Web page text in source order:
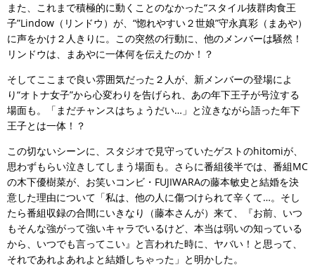
また、これまで積極的に動くことのなかった“スタイル抜群肉食王
子”Lindow（リンドウ）が、“惚れやすい２世娘”守永真彩（まあや）
に声をかけ２人きりに。この突然の行動に、他のメンバーは騒然！
リンドウは、まあやに一体何を伝えたのか！？
そしてここまで良い雰囲気だった２人が、新メンバーの登場によ
り“オトナ女子”から心変わりを告げられ、あの年下王子が号泣する
場面も。「まだチャンスはちょうだい…」と泣きながら語った年下
王子とは一体！？
この切ないシーンに、スタジオで見守っていたゲストのhitomiが、
思わずもらい泣きしてしまう場面も。さらに番組後半では、番組MC
の木下優樹菜が、お笑いコンビ・FUJIWARAの藤本敏史と結婚を決
意した理由について「私は、他の人に傷つけられて辛くて…。そし
たら番組収録の合間にいきなり（藤本さんが）来て、『お前、いつ
もそんな強がって強いキャラでいるけど、本当は弱いの知っている
から、いつでも言ってこい』と言われた時に、ヤバい！と思って、
それであれよあれよと結婚しちゃった」と明かした。